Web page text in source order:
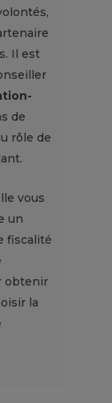
Il est
de
rôle de
vous
un
fiscalité
obtenir
la